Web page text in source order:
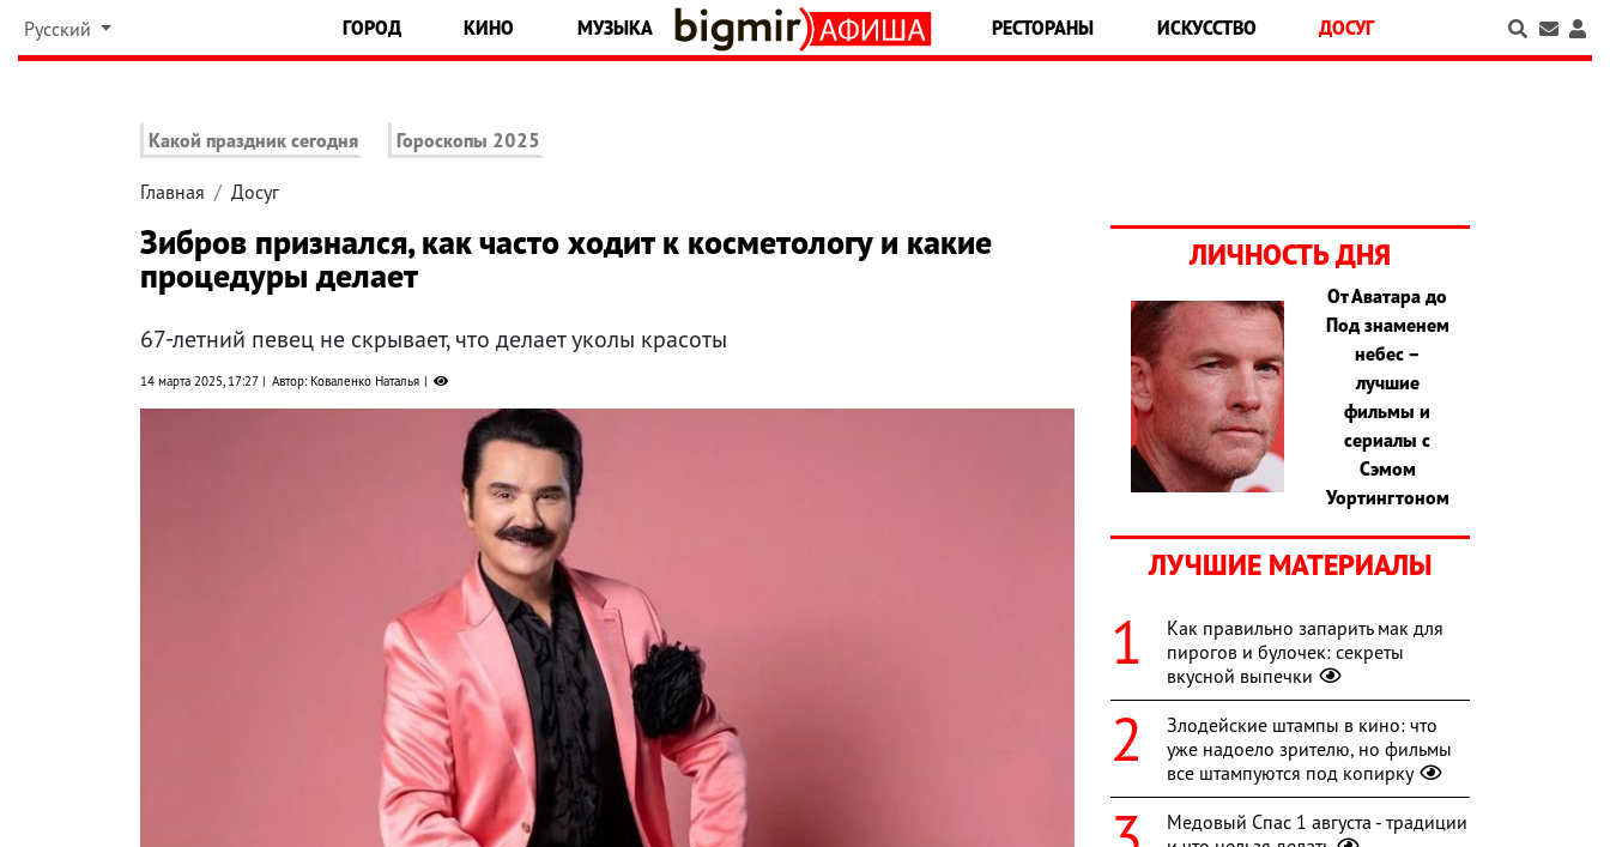
Русский ГОРОД КИНО МУЗЫКА РЕСТОРАНЫ ИСКУССТВО ДОСУГ
Какой праздник сегодня Гороскопы 2025
Главная Досуг
Зибров признался, как часто ходит к косметологу и какие
процедуры делает
67-летний певец не скрывает, что делает уколы красоты
14 марта 2025, 17:27 Автор: Коваленко Наталья
ЛИЧНОСТЬ ДНЯ
От Аватара до
Под знаменем
небес –
лучшие
фильмы и
сериалы с
Сэмом
Уортингтоном
ЛУЧШИЕ МАТЕРИАЛЫ
Как правильно запарить мак для
пирогов и булочек: секреты
вкусной выпечки
Злодейские штампы в кино: что
уже надоело зрителю, но фильмы
все штампуются под копирку
Медовый Спас 1 августа - традиции